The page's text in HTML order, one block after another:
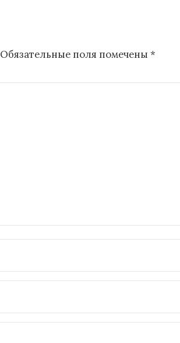
Обязательные поля помечены *